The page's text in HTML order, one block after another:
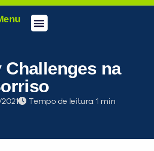
Challenges na
Tempo de leitura: